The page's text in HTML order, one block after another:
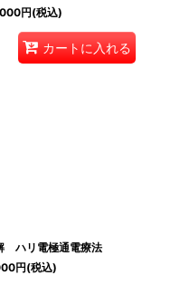
円(税込)
カートに入れる
ハリ電極通電療法
円(税込)